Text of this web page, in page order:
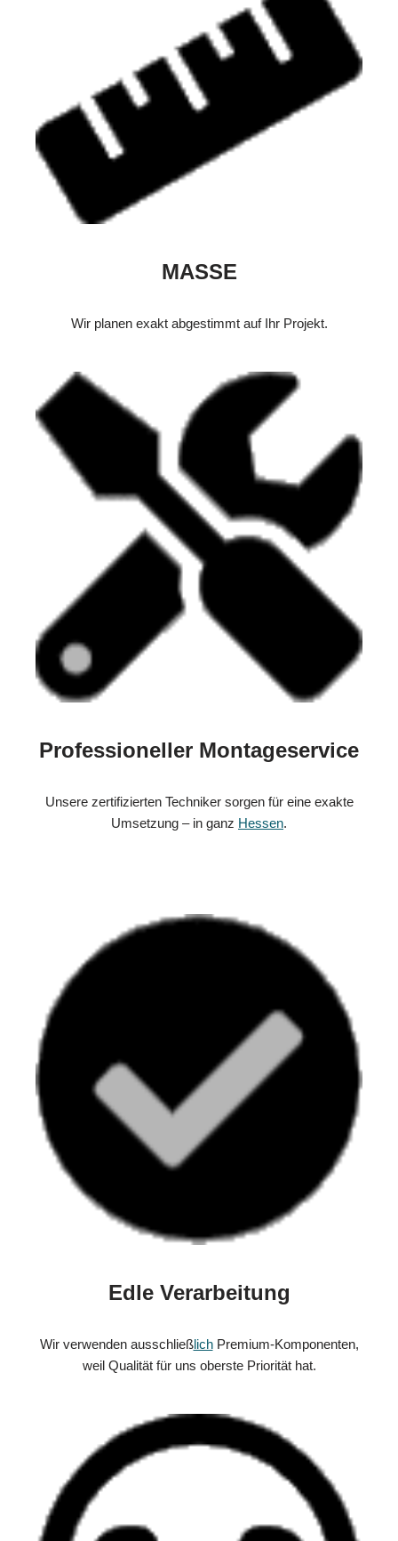
MASSE
Wir planen exakt abgestimmt auf Ihr Projekt.
Professioneller Montageservice
Unsere zertifizierten Techniker sorgen für eine exakte
Umsetzung – in ganz Hessen.
Edle Verarbeitung
Wir verwenden ausschließlichPremium-Komponenten,
weil Qualität für uns oberste Priorität hat.